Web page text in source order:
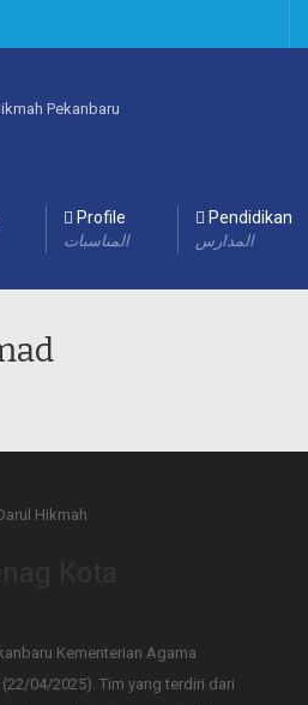
Profile
المناسبات
Pendidikan
المدارس
Kementerian Agama
04/2025). Tim yang terdiri dari